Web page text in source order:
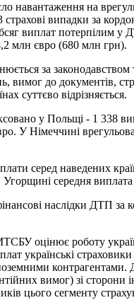
навантаження на
випадки за
виплат потерпілим
млн євро (680 млн грн).
за
вимог до документів,
суттєво відрізняється.
у Польщі - 1 338
У Німеччині
серед наведених
середня
наслідки ДТП за
оцінює роботу
українські
вимог) зі
цього сегменту